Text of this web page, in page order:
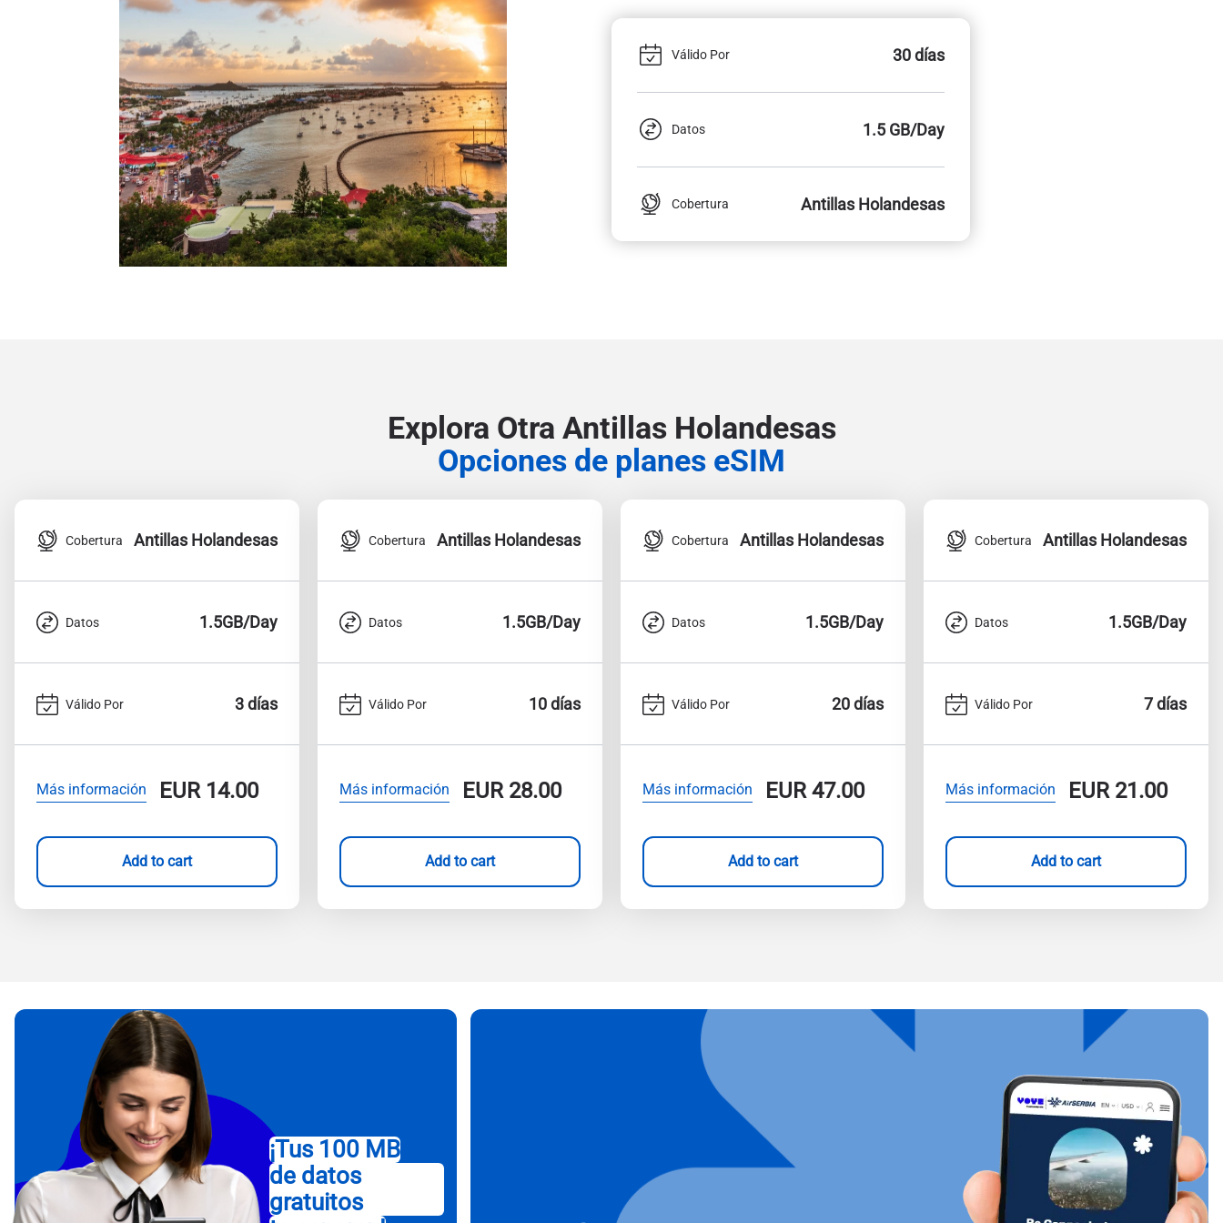
Válido Por 30 días
Datos 1.5 GB/Day
Cobertura Antillas Holandesas
Explora Otra Antillas Holandesas
Opciones de planes eSIM
Cobertura Antillas Holandesas
Datos 1.5GB/Day
Válido Por 3 días
Más información EUR14.00
Add to cart
Cobertura Antillas Holandesas
Datos 1.5GB/Day
Válido Por 10 días
Más información EUR28.00
Add to cart
Cobertura Antillas Holandesas
Datos 1.5GB/Day
Válido Por 20 días
Más información EUR47.00
Add to cart
Cobertura Antillas Holandesas
Datos 1.5GB/Day
Válido Por 7 días
Más información EUR21.00
Add to cart
¡Tus 100 MB
de datos
gratuitos